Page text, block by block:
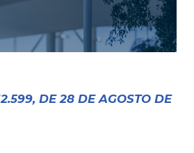
DE 28 DE AGOSTO DE